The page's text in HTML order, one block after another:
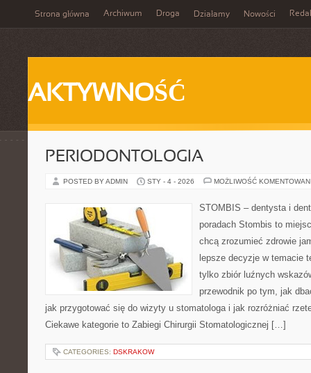
Strona główna Archiwum Droga Działamy Nowości
AKTYWNOŚĆ
PERIODONTOLOGIA
POSTED BY ADMIN STY - 4 - 2026 MOŻLIWOŚĆ
STOMBIS – dentysta i
poradach Stombis to
chcą zrozumieć zdrowie
lepsze decyzje w temacie
tylko zbiór luźnych
przewodnik po tym, jak
jak przygotować się do wizyty u stomatologa i jak rozróżniać
Ciekawe kategorie to Zabiegi Chirurgii Stomatologicznej […]
CATEGORIES: DSKRAKOW